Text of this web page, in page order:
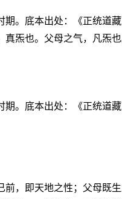
。底本出处：《正统道
炁也。父母之气，凡炁
。底本出处：《正统道藏
，即天地之性；父母既